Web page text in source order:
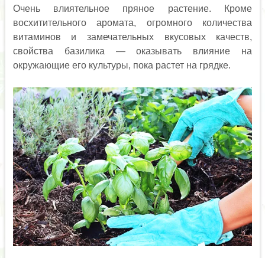
Очень влиятельное пряное растение. Кроме
восхитительного аромата, огромного количества
витаминов и замечательных вкусовых качеств,
свойства базилика — оказывать влияние на
окружающие его культуры, пока растет на грядке.